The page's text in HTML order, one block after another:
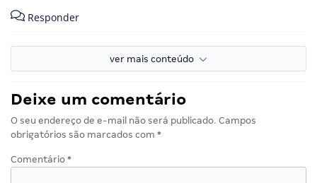
Responder
ver mais conteúdo
Deixe um comentário
O seu endereço de e-mail não será publicado. Campos
obrigatórios são marcados com *
Comentário *